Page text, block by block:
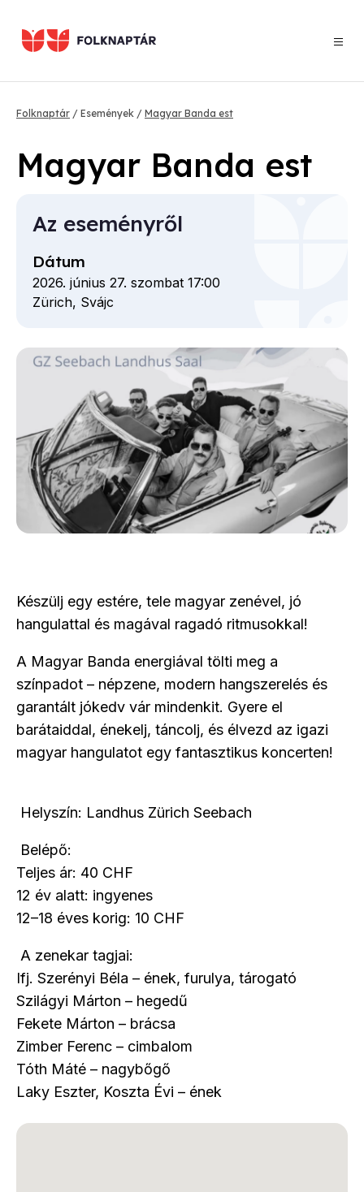
tartalomra
Morzsa
Folknaptár Események Magyar Banda est
Magyar Banda est
Készülj egy estére, tele magyar zenével, jó
hangulattal és magával ragadó ritmusokkal!
A Magyar Banda energiával tölti meg a
színpadot – népzene, modern hangszerelés és
garantált jókedv vár mindenkit. Gyere el
barátaiddal, énekelj, táncolj, és élvezd az igazi
magyar hangulatot egy fantasztikus koncerten!
Helyszín: Landhus Zürich Seebach
Belépő:
Teljes ár: 40 CHF
12 év alatt: ingyenes
12–18 éves korig: 10 CHF
A zenekar tagjai:
Ifj. Szerényi Béla – ének, furulya, tárogató
Szilágyi Márton – hegedű
Fekete Márton – brácsa
Zimber Ferenc – cimbalom
Tóth Máté – nagybőgő
Laky Eszter, Koszta Évi – ének
Az eseményről
Dátum
2026. június 27. szombat 17:00
Zürich, Svájc